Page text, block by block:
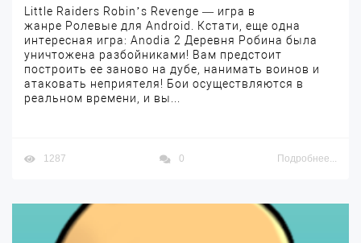
Little Raiders Robin’s Revenge — игра в
жанре Ролевые для Android. Кстати, еще одна
интересная игра: Anodia 2 Деревня Робина была
уничтожена разбойниками! Вам предстоит
построить ее заново на дубе, нанимать воинов и
атаковать неприятеля! Бои осуществляются в
реальном времени, и вы...
1287 0 Подробнее...